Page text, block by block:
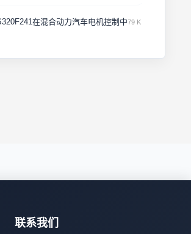
在混合动力汽车电机控制中的应用
79 K
联系我们